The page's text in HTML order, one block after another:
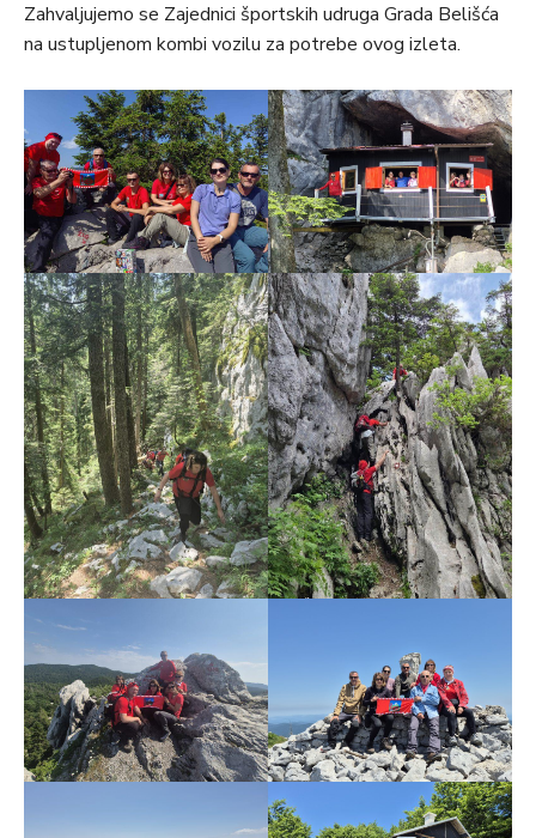
Zahvaljujemo se Zajednici športskih udruga Grada Belišća
na ustupljenom kombi vozilu za potrebe ovog izleta.